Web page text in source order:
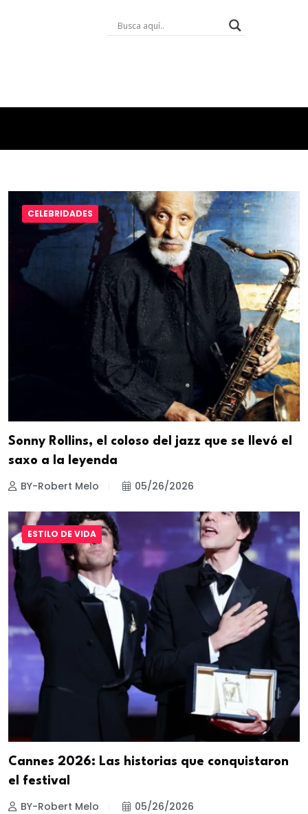
CELEBRIDADES
Sonny Rollins, el coloso del jazz que se llevó el
saxo a la leyenda
BY-Robert Melo 05/26/2026
ESTILO DE VIDA
Cannes 2026: Las historias que conquistaron
el festival
BY-Robert Melo 05/26/2026